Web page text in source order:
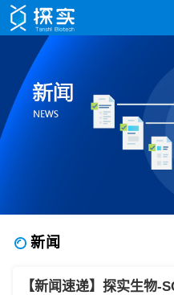
新闻
【新闻速递】探实生物-